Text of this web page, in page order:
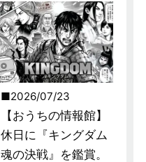
2026/07/23
【おうちの情報館】
休日に『キングダム
魂の決戦』を鑑賞。